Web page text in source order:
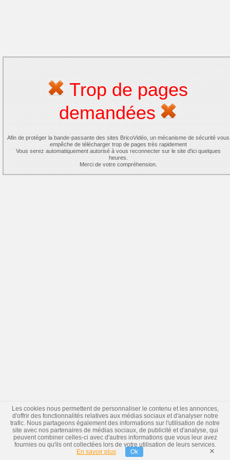
Trop de pages
demandées
Afin de protéger la bande-passante des sites BricoVidéo, un mécanisme de sécurité vous
empêche de télécharger trop de pages très rapidement
Vous serez automatiquement autorisé à vous reconnecter sur le site d'ici quelques
heures.
Merci de votre compréhension.
Les cookies nous permettent de personnaliser le contenu et les annonces,
d'offrir des fonctionnalités relatives aux médias sociaux et d'analyser notre
trafic. Nous partageons également des informations sur l'utilisation de notre
site avec nos partenaires de médias sociaux, de publicité et d'analyse, qui
peuvent combiner celles-ci avec d'autres informations que vous leur avez
fournies ou qu'ils ont collectées lors de votre utilisation de leurs services.
En savoir plus
Ok ×